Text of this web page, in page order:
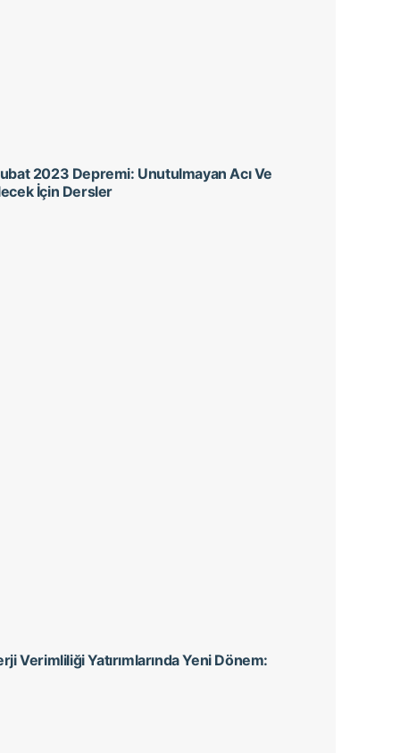
2023 Depremi: Unutulmayan Acı Ve
İçin Dersler
Verimliliği Yatırımlarında Yeni Dönem: